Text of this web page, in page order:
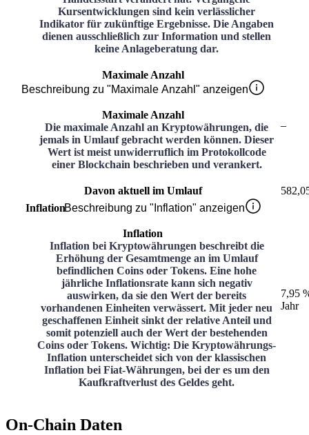
Kursentwicklungen sind kein verlässlicher
Indikator für zukünftige Ergebnisse. Die Angaben
dienen ausschließlich zur Information und stellen
keine Anlageberatung dar.
Maximale Anzahl
Beschreibung zu "Maximale Anzahl" anzeigen
Maximale Anzahl
Die maximale Anzahl an Kryptowährungen, die
jemals in Umlauf gebracht werden können. Dieser
Wert ist meist unwiderruflich im Protokollcode
einer Blockchain beschrieben und verankert.
–
Davon aktuell im Umlauf
InflationBeschreibung zu "Inflation" anzeigen
Inflation
Inflation bei Kryptowährungen beschreibt die
Erhöhung der Gesamtmenge an im Umlauf
befindlichen Coins oder Tokens. Eine hohe
jährliche Inflationsrate kann sich negativ
auswirken, da sie den Wert der bereits
vorhandenen Einheiten verwässert. Mit jeder neu
geschaffenen Einheit sinkt der relative Anteil und
somit potenziell auch der Wert der bestehenden
Coins oder Tokens. Wichtig: Die Kryptowährungs-
Inflation unterscheidet sich von der klassischen
Inflation bei Fiat-Währungen, bei der es um den
Kaufkraftverlust des Geldes geht.
7,95
Jahr
On-Chain Daten